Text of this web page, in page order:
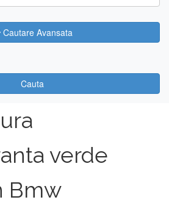
Cautare Avansata
Cauta
verde
Bmw